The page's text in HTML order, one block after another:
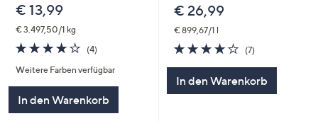
€ 13,99
€ 3.497,50/1 kg
4.0
von
5
(4)
Weitere Farben verfügbar
In den Warenkorb
€ 26,99
€ 899,67/1 l
3.9
von
(7)
In den Warenkorb